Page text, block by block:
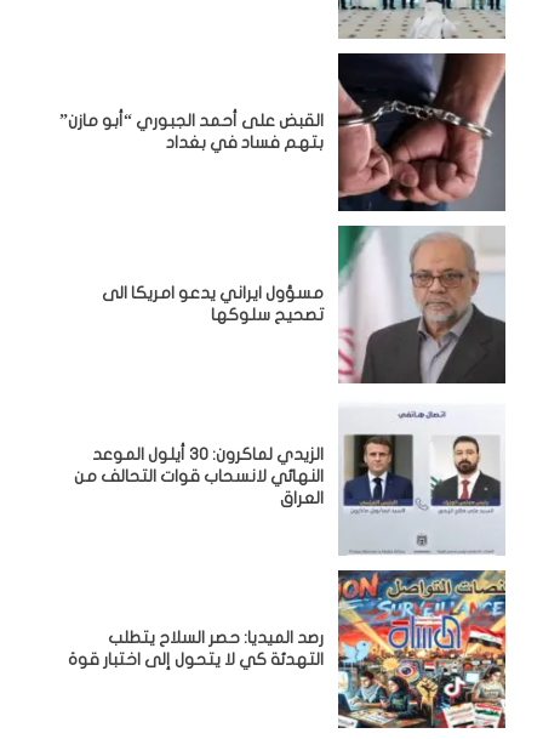
القبض على أحمد الجبوري “أبو مازن”
بتهم فساد في بغداد
مسؤول ايراني يدعو امريكا الى
تصحيح سلوكها
الزيدي لماكرون: 30 أيلول الموعد
النهائي لانسحاب قوات التحالف من
العراق
رصد الميديا: حصر السلاح يتطلب
التهدئة كي لا يتحول إلى اختبار قوة